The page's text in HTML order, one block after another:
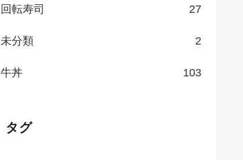
回転寿司 27
未分類 2
牛丼 103
タグ